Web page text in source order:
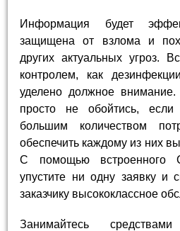
Информация будет
защищена от взлома и
других актуальных угроз.
контролем, как
уделено должное
просто не обойтись,
большим количеством
обеспечить каждому из них
С помощью встроенного
упустите ни одну заявку и
заказчику высококлассное
Занимайтесь